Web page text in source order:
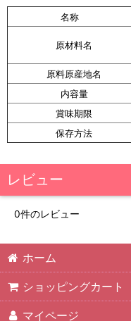
名称
原材料名
原料原産地名
内容量
賞味期限
保存方法
レビュー
0件のレビュー
ホーム
ショッピングカート
マイページ